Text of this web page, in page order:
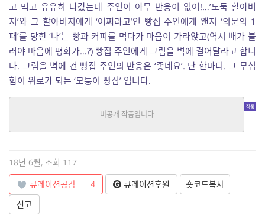
고 먹고 유유히 나갔는데 주인이 아무 반응이 없어!…’도둑 할아버
지’와 그 할아버지에게 ‘어쩌라고’인 빵집 주인에게 왠지 ‘의문의 1
패’를 당한 ‘나’는 빵과 커피를 먹다가 마음이 가라앉고(역시 배가 불
러야 마음에 평화가…?) 빵집 주인에게 그림을 벽에 걸어달라고 합니
다. 그림을 벽에 건 빵집 주인의 반응은 ‘좋네요’. 단 한마디. 그 무심
함이 위로가 되는 ‘모퉁이 빵집’ 입니다.
판타지, 기타 | 제로위크
18년 6월, 조회 117
큐레이션공감
4 큐레이션후원
숏코드복사
신고